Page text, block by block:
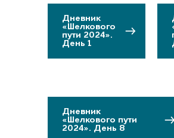
Дневник
«Шелкового
пути 2024».
День 1
Дневник
«Шелкового пути
2024». День 8